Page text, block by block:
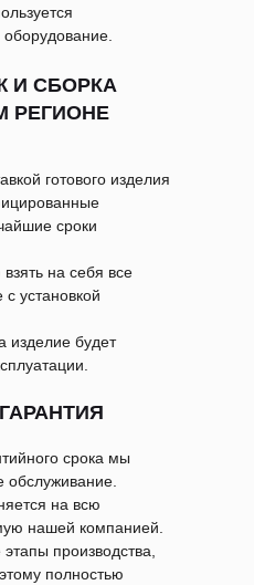
готового изделия
сроки
на себя все
установкой
изделие будет
И СБОРКА
РЕГИОНЕ
срока мы
на всю
нашей компанией.
производства,
полностью